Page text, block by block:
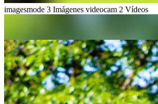
imagesmode 3 Imágenes videocam 2 Vídeos